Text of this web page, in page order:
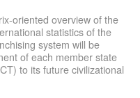
oriented overview of the
statistics of the
system will be
of each member state
to its future civilizational